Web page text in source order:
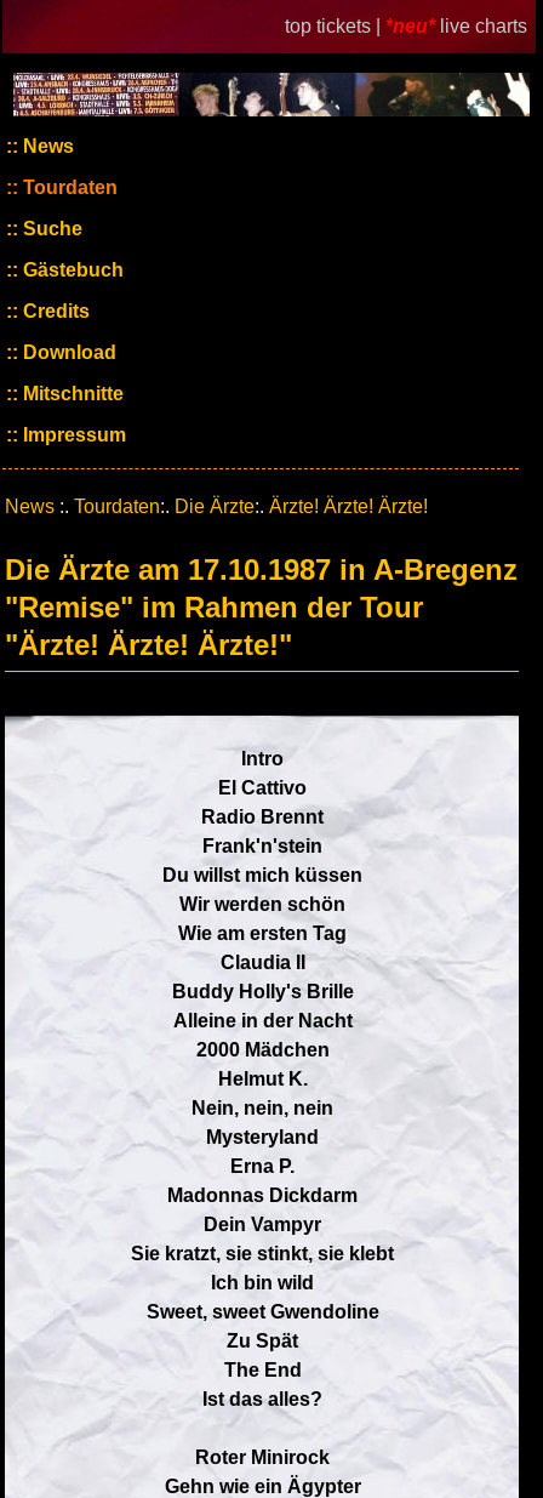
top tickets | *neu* live charts
News
Tourdaten
Suche
Gästebuch
Credits
Download
Mitschnitte
Impressum
News :. Tourdaten:. Die Ärzte:. Ärzte! Ärzte! Ärzte!
Die Ärzte am 17.10.1987 in A-Bregenz
"Remise" im Rahmen der Tour
"Ärzte! Ärzte! Ärzte!"
Intro
El Cattivo
Radio Brennt
Frank'n'stein
Du willst mich küssen
Wir werden schön
Wie am ersten Tag
Claudia II
Buddy Holly's Brille
Alleine in der Nacht
2000 Mädchen
Helmut K.
Nein, nein, nein
Mysteryland
Erna P.
Madonnas Dickdarm
Dein Vampyr
Sie kratzt, sie stinkt, sie klebt
Ich bin wild
Sweet, sweet Gwendoline
Zu Spät
The End
Ist das alles?
Roter Minirock
Gehn wie ein Ägypter